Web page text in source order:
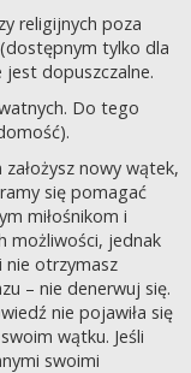
religijnych poza
tylko dla
dopuszczalne.
Do tego
nowy wątek,
się pomagać
miłośnikom i
możliwości, jednak
nie otrzymasz
– nie denerwuj się.
nie pojawiła się
wątku. Jeśli
swoimi